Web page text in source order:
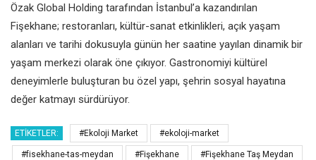
Özak Global Holding tarafından İstanbul’a kazandırılan
Fişekhane; restoranları, kültür-sanat etkinlikleri, açık yaşam
alanları ve tarihi dokusuyla günün her saatine yayılan dinamik bir
yaşam merkezi olarak öne çıkıyor. Gastronomiyi kültürel
deneyimlerle buluşturan bu özel yapı, şehrin sosyal hayatına
değer katmayı sürdürüyor.
ETIKETLER: #Ekoloji Market #ekoloji-market
#fisekhane-tas-meydan #Fişekhane #Fişekhane Taş Meydan